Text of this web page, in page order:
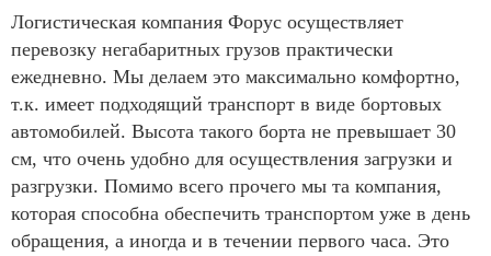
Логистическая компания Форус осуществляет
перевозку негабаритных грузов практически
ежедневно. Мы делаем это максимально комфортно,
т.к. имеет подходящий транспорт в виде бортовых
автомобилей. Высота такого борта не превышает 30
см, что очень удобно для осуществления загрузки и
разгрузки. Помимо всего прочего мы та компания,
которая способна обеспечить транспортом уже в день
обращения, а иногда и в течении первого часа. Это